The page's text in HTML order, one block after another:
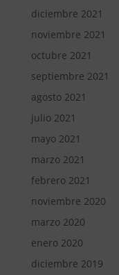
diciembre 2021
noviembre 2021
octubre 2021
septiembre 2021
agosto 2021
julio 2021
mayo 2021
marzo 2021
febrero 2021
noviembre 2020
marzo 2020
enero 2020
diciembre 2019